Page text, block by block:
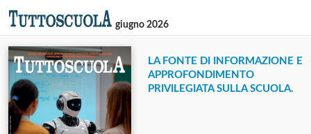
giugno 2026
LA FONTE DI INFORMAZIONE E
APPROFONDIMENTO
PRIVILEGIATA SULLA SCUOLA.